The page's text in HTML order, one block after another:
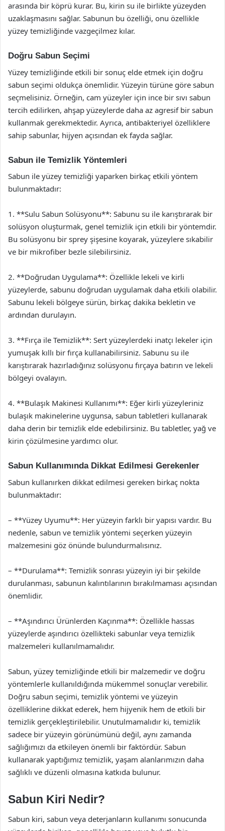
arasında bir köprü kurar. Bu, kirin su ile birlikte yüzeyden
uzaklaşmasını sağlar. Sabunun bu özelliği, onu özellikle
yüzey temizliğinde vazgeçilmez kılar.
Doğru Sabun Seçimi
Yüzey temizliğinde etkili bir sonuç elde etmek için doğru
sabun seçimi oldukça önemlidir. Yüzeyin türüne göre sabun
seçmelisiniz. Örneğin, cam yüzeyler için ince bir sıvı sabun
tercih edilirken, ahşap yüzeylerde daha az agresif bir sabun
kullanmak gerekmektedir. Ayrıca, antibakteriyel özelliklere
sahip sabunlar, hijyen açısından ek fayda sağlar.
Sabun ile Temizlik Yöntemleri
Sabun ile yüzey temizliği yaparken birkaç etkili yöntem
bulunmaktadır:
1. **Sulu Sabun Solüsyonu**: Sabunu su ile karıştırarak bir
solüsyon oluşturmak, genel temizlik için etkili bir yöntemdir.
Bu solüsyonu bir sprey şişesine koyarak, yüzeylere sıkabilir
ve bir mikrofiber bezle silebilirsiniz.
2. **Doğrudan Uygulama**: Özellikle lekeli ve kirli
yüzeylerde, sabunu doğrudan uygulamak daha etkili olabilir.
Sabunu lekeli bölgeye sürün, birkaç dakika bekletin ve
ardından durulayın.
3. **Fırça ile Temizlik**: Sert yüzeylerdeki inatçı lekeler için
yumuşak kıllı bir fırça kullanabilirsiniz. Sabunu su ile
karıştırarak hazırladığınız solüsyonu fırçaya batırın ve lekeli
bölgeyi ovalayın.
4. **Bulaşık Makinesi Kullanımı**: Eğer kirli yüzeyleriniz
bulaşık makinelerine uygunsa, sabun tabletleri kullanarak
daha derin bir temizlik elde edebilirsiniz. Bu tabletler, yağ ve
kirin çözülmesine yardımcı olur.
Sabun Kullanımında Dikkat Edilmesi Gerekenler
Sabun kullanırken dikkat edilmesi gereken birkaç nokta
bulunmaktadır:
– **Yüzey Uyumu**: Her yüzeyin farklı bir yapısı vardır. Bu
nedenle, sabun ve temizlik yöntemi seçerken yüzeyin
malzemesini göz önünde bulundurmalısınız.
– **Durulama**: Temizlik sonrası yüzeyin iyi bir şekilde
durulanması, sabunun kalıntılarının bırakılmaması açısından
önemlidir.
– **Aşındırıcı Ürünlerden Kaçınma**: Özellikle hassas
yüzeylerde aşındırıcı özellikteki sabunlar veya temizlik
malzemeleri kullanılmamalıdır.
Sabun, yüzey temizliğinde etkili bir malzemedir ve doğru
yöntemlerle kullanıldığında mükemmel sonuçlar verebilir.
Doğru sabun seçimi, temizlik yöntemi ve yüzeyin
özelliklerine dikkat ederek, hem hijyenik hem de etkili bir
temizlik gerçekleştirilebilir. Unutulmamalıdır ki, temizlik
sadece bir yüzeyin görünümünü değil, aynı zamanda
sağlığımızı da etkileyen önemli bir faktördür. Sabun
kullanarak yaptığımız temizlik, yaşam alanlarımızın daha
sağlıklı ve düzenli olmasına katkıda bulunur.
Sabun Kiri Nedir?
Sabun kiri, sabun veya deterjanların kullanımı sonucunda